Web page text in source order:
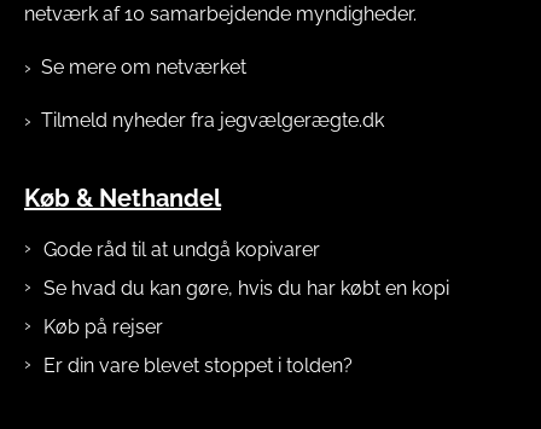
netværk af 10 samarbejdende myndigheder.
Se mere om netværket
Tilmeld nyheder fra jegvælgerægte.dk
Køb & Nethandel
Gode råd til at undgå kopivarer
Se hvad du kan gøre, hvis du har købt en kopi
Køb på rejser
Er din vare blevet stoppet i tolden?